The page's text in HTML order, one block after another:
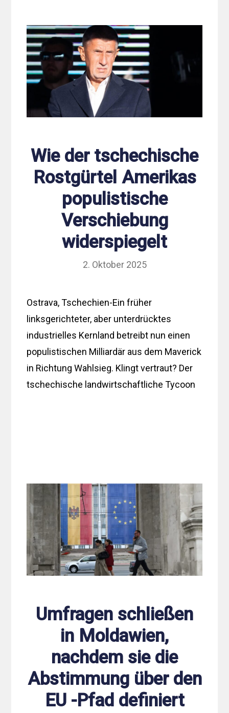
Wie der tschechische
Rostgürtel Amerikas
populistische
Verschiebung
widerspiegelt
2. Oktober 2025
Ostrava, Tschechien-Ein früher
linksgerichteter, aber unterdrücktes
industrielles Kernland betreibt nun einen
populistischen Milliardär aus dem Maverick
in Richtung Wahlsieg. Klingt vertraut? Der
tschechische landwirtschaftliche Tycoon
Umfragen schließen
in Moldawien,
nachdem sie die
Abstimmung über den
EU -Pfad definiert